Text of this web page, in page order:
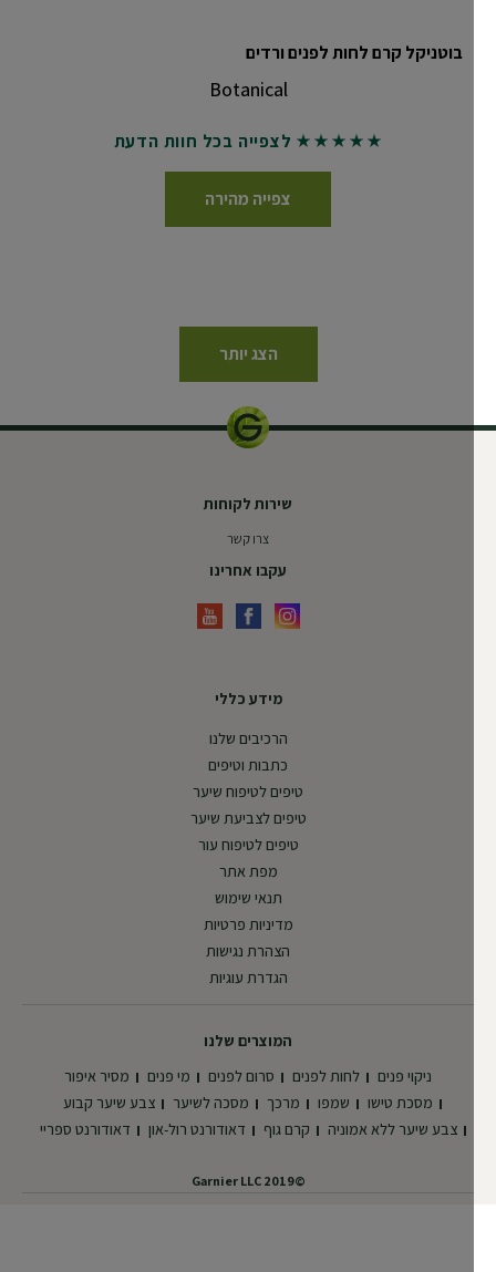
בוטניקל קרם לחות לפנים ורדים
Botanical
לצפייה בכל חוות הדעת
צפייה מהירה
הצג יותר
המוצרים שלנו
ניקוי פנים
לחות לפנים סרום לפנים מי פנים
מסיר איפור
מסכת טישו
שמפו מרכך מסכה לשיער
צבע שיער קבוע
צבע שיער ללא אמוניה
קרם גוף דאודורנט רול-און דאודורנט ספריי
מידע כללי
הרכיבים שלנו
כתבות וטיפים
טיפים לטיפוח שיער
טיפים לצביעת שיער
טיפים לטיפוח עור
מפת אתר
תנאי שימוש
מדיניות פרטיות
הצהרת נגישות
הגדרת עוגיות
שירות לקוחות
צרו קשר
עקבו אחרינו